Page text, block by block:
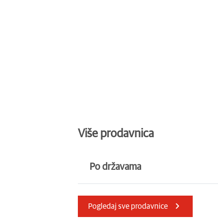
Više prodavnica
Po državama
Италија
Pogledaj sve prodavnice